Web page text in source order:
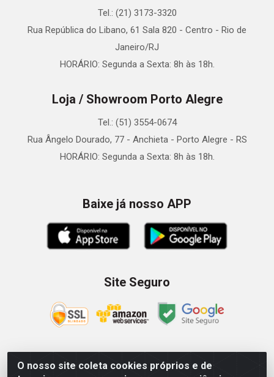
O nosso site coleta cookies próprios e de
Tel.: (21) 3173-3320
Rua República do Libano, 61 Sala 820 - Centro - Rio de
Janeiro/RJ
HORÁRIO: Segunda a Sexta: 8h às 18h.
Loja / Showroom Porto Alegre
Tel.: (51) 3554-0674
Rua Ângelo Dourado, 77 - Anchieta - Porto Alegre - RS
HORÁRIO: Segunda a Sexta: 8h às 18h.
Baixe já nosso APP
Site Seguro
Zein Importação e Comércio LTDA - Av. Senador Queiróz, 274